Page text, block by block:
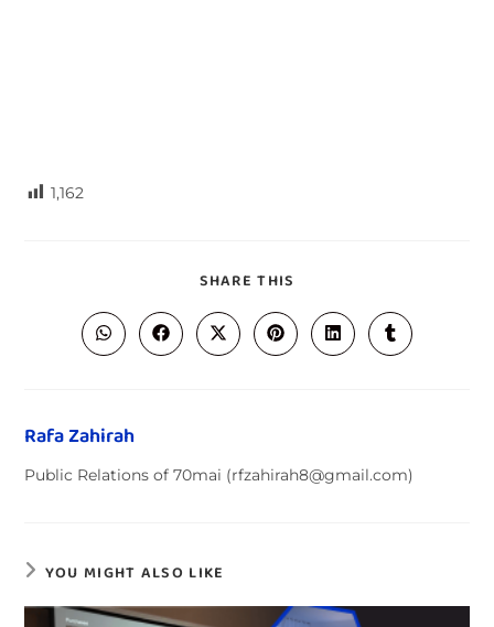
1,162
SHARE THIS
Rafa Zahirah
Public Relations of 70mai (rfzahirah8@gmail.com)
YOU MIGHT ALSO LIKE